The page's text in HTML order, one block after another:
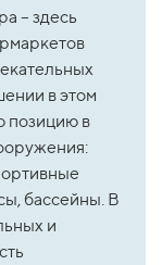
– здесь
в этом
позицию в
бассейны. В
и